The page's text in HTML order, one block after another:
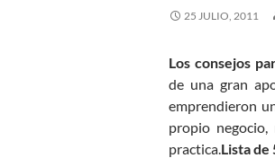
25 JULIO, 2011
Los consejos
de una gran
emprendieron
propio
practica.Lista de